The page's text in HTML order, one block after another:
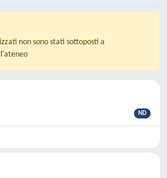
non sono stati sottoposti a
ND